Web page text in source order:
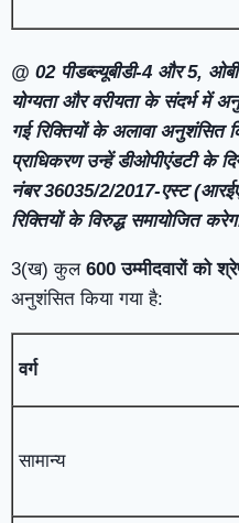
@ 02 पीडब्ल्यूबीडी-4 और5,
योग्यता और वरीयता के संदर्भ में
गई रिक्तियों के अलावा अनुशंसित
प्राधिकरण उन्हें डीओपीएंडटी के
नंबर36035/2/2017-एस्ट
रिक्तियों के विरुद्ध समायोजित
3(ख) कुल 600उम्मीदवारों को
अनुशंसित किया गया है:
वर्ग
सामान्य